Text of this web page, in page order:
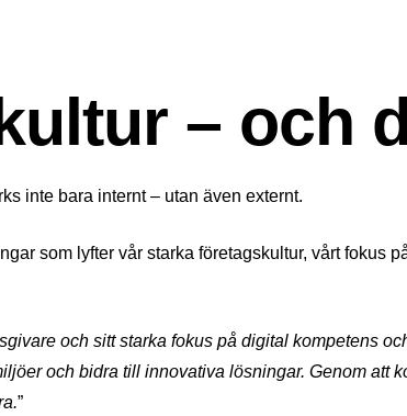
– och
inte bara internt – utan även externt.
som lyfter vår starka företagskultur, vårt fokus
och sitt starka fokus på digital kompetens
och bidra till innovativa lösningar. Genom att
”